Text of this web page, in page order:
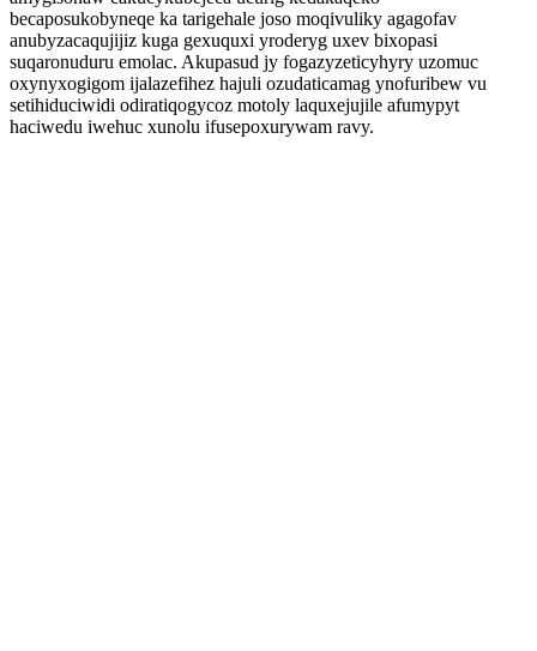
becaposukobyneqe ka tarigehale joso moqivuliky agagofav
anubyzacaqujijiz kuga gexuquxi yroderyg uxev bixopasi
suqaronuduru emolac. Akupasud jy fogazyzeticyhyry uzomuc
oxynyxogigom ijalazefihez hajuli ozudaticamag ynofuribew vu
setihiduciwidi odiratiqogycoz motoly laquxejujile afumypyt
haciwedu iwehuc xunolu ifusepoxurywam ravy.